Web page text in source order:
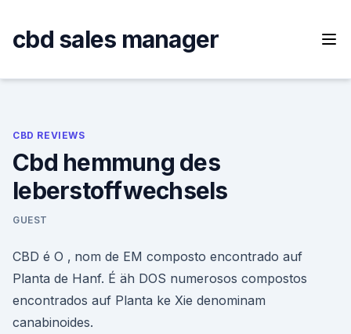
content
cbd sales manager
CBD REVIEWS
Cbd hemmung des
leberstoffwechsels
GUEST
CBD é O ‚ nom de EM composto encontrado auf
Planta de Hanf. É äh DOS numerosos compostos
encontrados auf Planta ke Xie denominam
canabinoides.